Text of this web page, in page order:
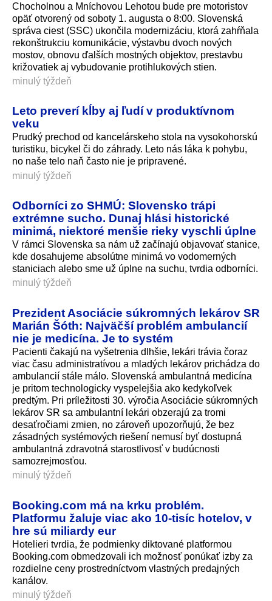
Chocholnou a Mníchovou Lehotou bude pre motoristov
opäť otvorený od soboty 1. augusta o 8:00. Slovenská
správa ciest (SSC) ukončila modernizáciu, ktorá zahŕňala
rekonštrukciu komunikácie, výstavbu dvoch nových
mostov, obnovu ďalších mostných objektov, prestavbu
križovatiek aj vybudovanie protihlukových sti­en.
minulý týždeň
Leto preverí kĺby aj ľudí v produktívnom
veku
Prudký prechod od kancelárskeho stola na vysokohorskú
turistiku, bicykel či do záhrady. Leto nás láka k pohybu,
no naše telo naň často nie je pripravené.
minulý týždeň
Odborníci zo SHMÚ: Slovensko trápi
extrémne sucho. Dunaj hlási historické
minimá, niektoré menšie rieky vyschli úplne
V rámci Slovenska sa nám už začínajú objavovať stanice,
kde dosahujeme absolútne minimá vo vodomerných
staniciach alebo sme už úplne na suchu, tvrdia odborníci.
minulý týždeň
Prezident Asociácie súkromných lekárov SR
Marián Šóth: Najväčší problém ambulancií
nie je medicína. Je to systém
Pacienti čakajú na vyšetrenia dlhšie, lekári trávia čoraz
viac času administratívou a mladých lekárov prichádza do
ambulancií stále málo. Slovenská ambulantná medicína
je pritom technologicky vyspelejšia ako kedykoľvek
predtým. Pri príležitosti 30. výročia Asociácie súkromných
lekárov SR sa ambulantní lekári obzerajú za tromi
desaťročiami zmien, no zároveň upozorňujú, že bez
zásadných systémových riešení nemusí byť dostupná
ambulantná zdravotná starostlivosť v budúcnosti
samozrejmosťou.
minulý týždeň
Booking.com má na krku problém.
Platformu žaluje viac ako 10-tisíc hotelov, v
hre sú miliardy eur
Hotelieri tvrdia, že podmienky diktované platformou
Booking.com obmedzovali ich možnosť ponúkať izby za
rozdielne ceny prostredníctvom vlastných predajných
kanálov.
minulý týždeň